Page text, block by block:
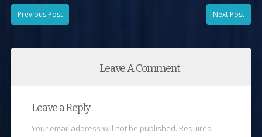
Previous Post Next Post
Leave A Comment
Leave a Reply
Your email address will not be published. Required